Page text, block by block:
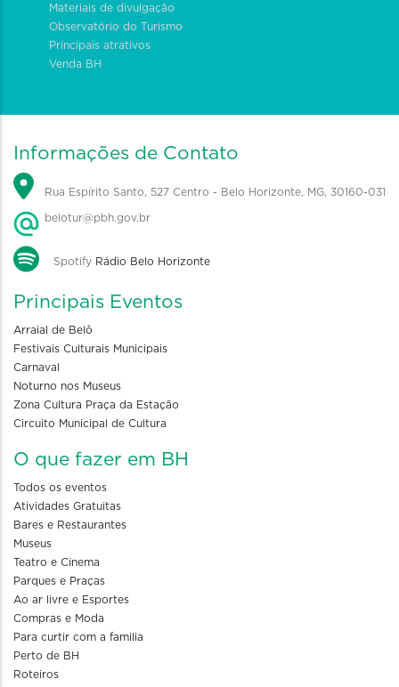
Materiais de divulgação
Observatório do Turismo
Principais atrativos
Venda BH
Informações de Contato
Rua Espírito Santo, 527 Centro - Belo Horizonte, MG, 30160-031
belotur@pbh.gov.br
Spotify Rádio Belo Horizonte
Principais Eventos
Arraial de Belô
Festivais Culturais Municipais
Carnaval
Noturno nos Museus
Zona Cultura Praça da Estação
Circuito Municipal de Cultura
O que fazer em BH
Todos os eventos
Atividades Gratuitas
Bares e Restaurantes
Museus
Teatro e Cinema
Parques e Praças
Ao ar livre e Esportes
Compras e Moda
Para curtir com a familia
Perto de BH
Roteiros